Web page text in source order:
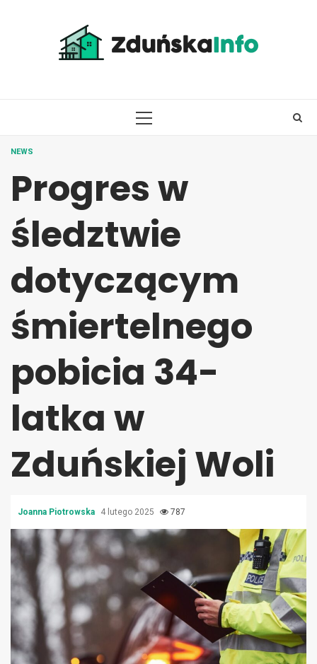
PRIMARY
NEWS
Progres w
śledztwie
dotyczącym
śmiertelnego
pobicia 34-
latka w
Zduńskiej Woli
Joanna Piotrowska 4 lutego 2025 787